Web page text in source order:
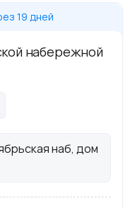
19 дней
набережной
наб, дом